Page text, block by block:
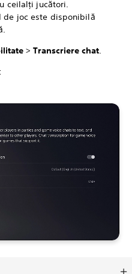
ceilalți jucători.
de joc este disponibilă
> Transcriere chat
: